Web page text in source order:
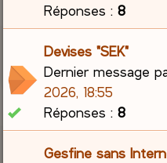
Réponses :8
Devises "SEK"
Dernier message
2026, 18:55
Réponses :8
Gesfine sans